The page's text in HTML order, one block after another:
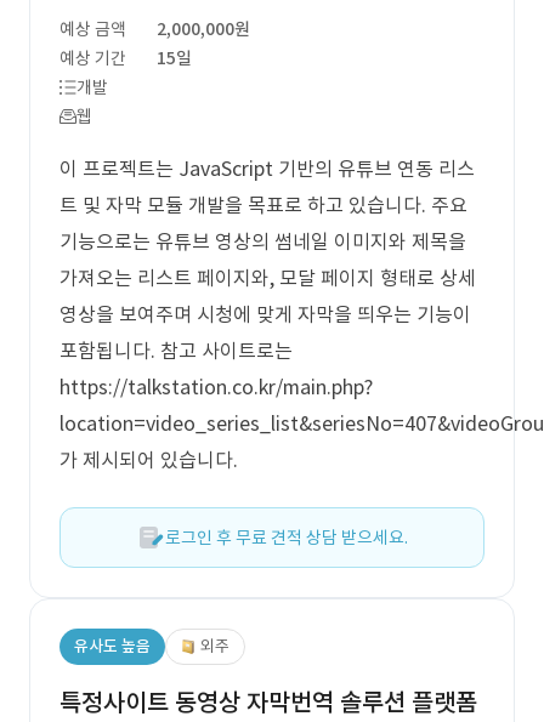
예상 금액
2,000,000원
예상 기간
15일
개발
웹
이 프로젝트는 JavaScript 기반의 유튜브 연동 리스
트 및 자막 모듈 개발을 목표로 하고 있습니다. 주요
기능으로는 유튜브 영상의 썸네일 이미지와 제목을
가져오는 리스트 페이지와, 모달 페이지 형태로 상세
영상을 보여주며 시청에 맞게 자막을 띄우는 기능이
포함됩니다. 참고 사이트로는
https://talkstation.co.kr/main.php?
가 제시되어 있습니다.
로그인 후 무료 견적 상담 받으세요.
유사도 높음 외주
특정사이트 동영상 자막번역 솔루션 플랫폼